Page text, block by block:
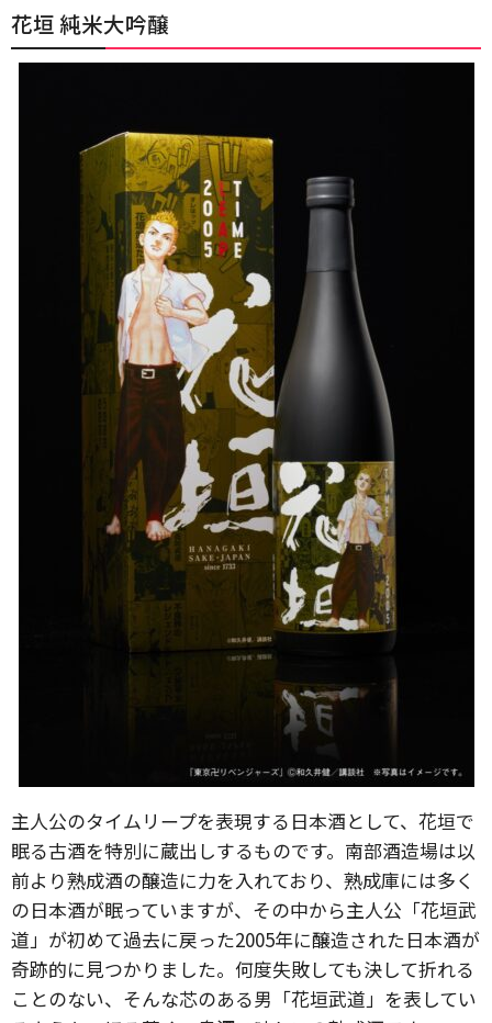
花垣 純米大吟醸
主人公のタイムリープを表現する日本酒として、花垣で
眠る古酒を特別に蔵出しするものです。南部酒造場は以
前より熟成酒の醸造に力を入れており、熟成庫には多く
の日本酒が眠っていますが、その中から主人公「花垣武
道」が初めて過去に戻った2005年に醸造された日本酒が
奇跡的に見つかりました。何度失敗しても決して折れる
ことのない、そんな芯のある男「花垣武道」を表してい